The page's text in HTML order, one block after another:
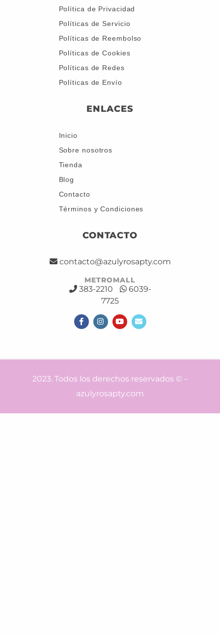
Política de Privacidad
Políticas de Servicio
Políticas de Reembolso
Políticas de Cookies
Políticas de Redes
Políticas de Envío
ENLACES
Inicio
Sobre nosotros
Tienda
Blog
Contacto
Términos y Condiciones
CONTACTO
contacto@azulyrosapty.com
METROMALL
383-2210
6039-
7725
2023. Todos los derechos reservados © –
azulyrosapty.com